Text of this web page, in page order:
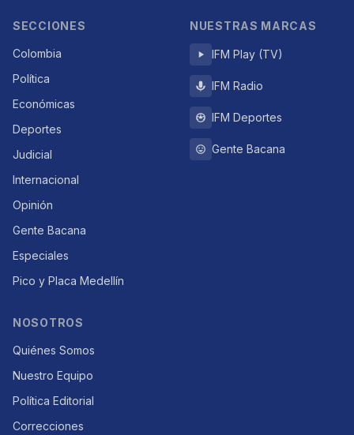
SECCIONES
Colombia
Política
Económicas
Deportes
Judicial
Internacional
Opinión
Gente Bacana
Especiales
Pico y Placa Medellín
NUESTRAS MARCAS
IFM Play (TV)
IFM Radio
IFM Deportes
Gente Bacana
NOSOTROS
Quiénes Somos
Nuestro Equipo
Política Editorial
Correcciones